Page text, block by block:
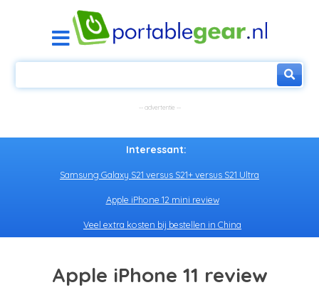
Interessant:
Samsung Galaxy S21 versus S21+ versus S21 Ultra
Apple iPhone 12 mini review
Veel extra kosten bij bestellen in China
Apple iPhone 11 review